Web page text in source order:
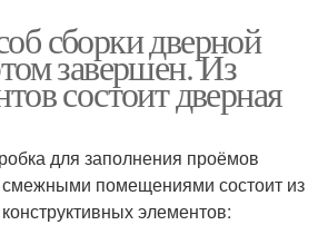
сборки дверной
завершен. Из
состоит дверная
для заполнения проёмов
помещениями состоит из
элементов: